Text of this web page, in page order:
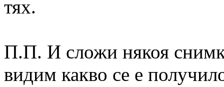
тях.
П.П. И сложи някоя
видим какво се е